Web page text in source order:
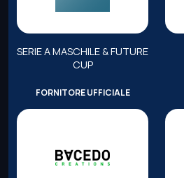
SERIE A MASCHILE & FUTURE
CUP
FORNITORE UFFICIALE